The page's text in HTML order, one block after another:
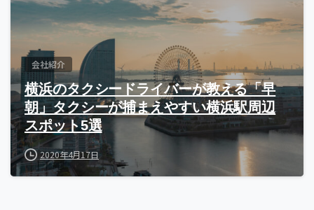
会社紹介
横浜のタクシードライバーが教える「早
朝」タクシーが捕まえやすい横浜駅周辺
スポット5選
2020年4月17日